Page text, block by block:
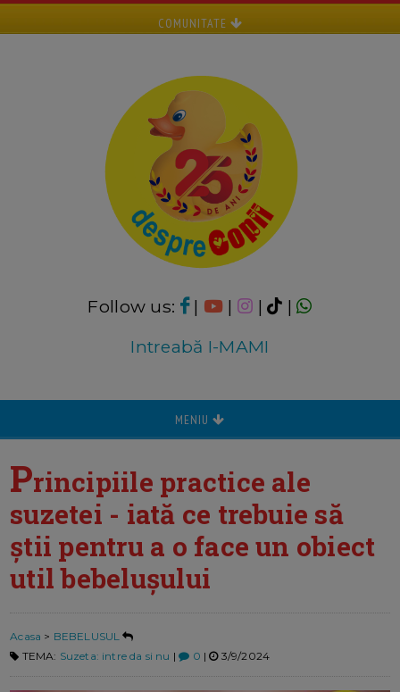
COMUNITATE
Follow us: | | |
|
Intreabă I-MAMI
MENIU
Principiile practice ale
suzetei - iată ce trebuie să
știi pentru a o face un obiect
util bebelușului
Acasa > BEBELUSUL
TEMA: Suzeta: intre da si nu | 0 | 3/9/2024